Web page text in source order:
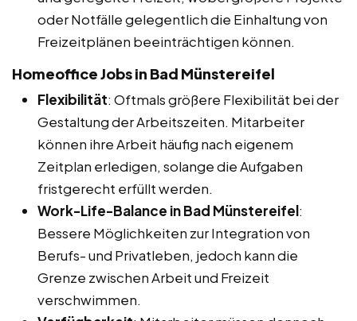
oder Notfälle gelegentlich die Einhaltung von
Freizeitplänen beeinträchtigen können.
Homeoffice Jobs in Bad Münstereifel
Flexibilität: Oftmals größere Flexibilität bei der
Gestaltung der Arbeitszeiten. Mitarbeiter
können ihre Arbeit häufig nach eigenem
Zeitplan erledigen, solange die Aufgaben
fristgerecht erfüllt werden.
Work-Life-Balance in Bad Münstereifel:
Bessere Möglichkeiten zur Integration von
Berufs- und Privatleben, jedoch kann die
Grenze zwischen Arbeit und Freizeit
verschwimmen.